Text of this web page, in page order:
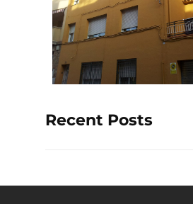
Recent Posts